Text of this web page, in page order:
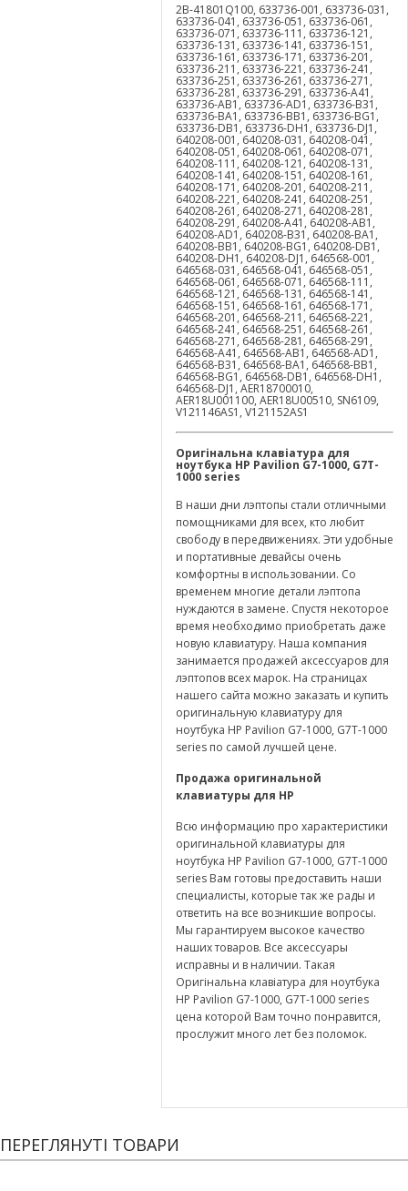
2B-41801Q100, 633736-001, 633736-031,
633736-041, 633736-051, 633736-061,
633736-071, 633736-111, 633736-121,
633736-131, 633736-141, 633736-151,
633736-161, 633736-171, 633736-201,
633736-211, 633736-221, 633736-241,
633736-251, 633736-261, 633736-271,
633736-281, 633736-291, 633736-A41,
633736-AB1, 633736-AD1, 633736-B31,
633736-BA1, 633736-BB1, 633736-BG1,
633736-DB1, 633736-DH1, 633736-DJ1,
640208-001, 640208-031, 640208-041,
640208-051, 640208-061, 640208-071,
640208-111, 640208-121, 640208-131,
640208-141, 640208-151, 640208-161,
640208-171, 640208-201, 640208-211,
640208-221, 640208-241, 640208-251,
640208-261, 640208-271, 640208-281,
640208-291, 640208-A41, 640208-AB1,
640208-AD1, 640208-B31, 640208-BA1,
640208-BB1, 640208-BG1, 640208-DB1,
640208-DH1, 640208-DJ1, 646568-001,
646568-031, 646568-041, 646568-051,
646568-061, 646568-071, 646568-111,
646568-121, 646568-131, 646568-141,
646568-151, 646568-161, 646568-171,
646568-201, 646568-211, 646568-221,
646568-241, 646568-251, 646568-261,
646568-271, 646568-281, 646568-291,
646568-A41, 646568-AB1, 646568-AD1,
646568-B31, 646568-BA1, 646568-BB1,
646568-BG1, 646568-DB1, 646568-DH1,
646568-DJ1, AER18700010,
AER18U001100, AER18U00510, SN6109,
V121146AS1, V121152AS1
Оригінальна клавіатура для
ноутбука HP Pavilion G7-1000, G7T-
1000 series
В наши дни лэптопы стали отличными
помощниками для всех, кто любит
свободу в передвижениях. Эти удобные
и портативные девайсы очень
комфортны в использовании. Со
временем многие детали лэптопа
нуждаются в замене. Спустя некоторое
время необходимо приобретать даже
новую клавиатуру. Наша компания
занимается продажей аксессуаров для
лэптопов всех марок. На страницах
нашего сайта можно заказать и купить
оригинальную клавиатуру для
ноутбука HP Pavilion G7-1000, G7T-1000
series по самой лучшей цене.
Продажа оригинальной
клавиатуры для HP
Всю информацию про характеристики
оригинальной клавиатуры для
ноутбука HP Pavilion G7-1000, G7T-1000
series Вам готовы предоставить наши
специалисты, которые так же рады и
ответить на все возникшие вопросы.
Мы гарантируем высокое качество
наших товаров. Все аксессуары
исправны и в наличии. Такая
Оригінальна клавіатура для ноутбука
HP Pavilion G7-1000, G7T-1000 series
цена которой Вам точно понравится,
прослужит много лет без поломок.
ПЕРЕГЛЯНУТІ ТОВАРИ